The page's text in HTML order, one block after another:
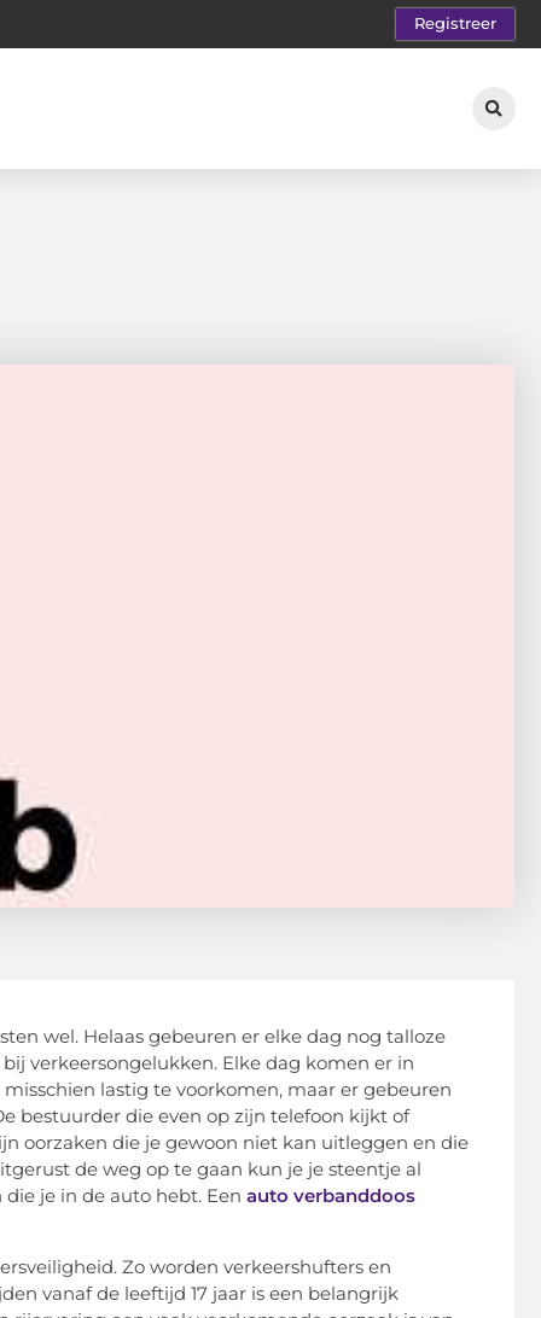
Registreer
wel. Helaas gebeuren er elke dag nog talloze
verkeersongelukken. Elke dag komen er in
lastig te voorkomen, maar er gebeuren
bestuurder die even op zijn telefoon kijkt of
oorzaken die je gewoon niet kan uitleggen en die
de weg op te gaan kun je je steentje al
je in de auto hebt. Een auto verbanddoos
Zo worden verkeershufters en
vanaf de leeftijd 17 jaar is een belangrijk